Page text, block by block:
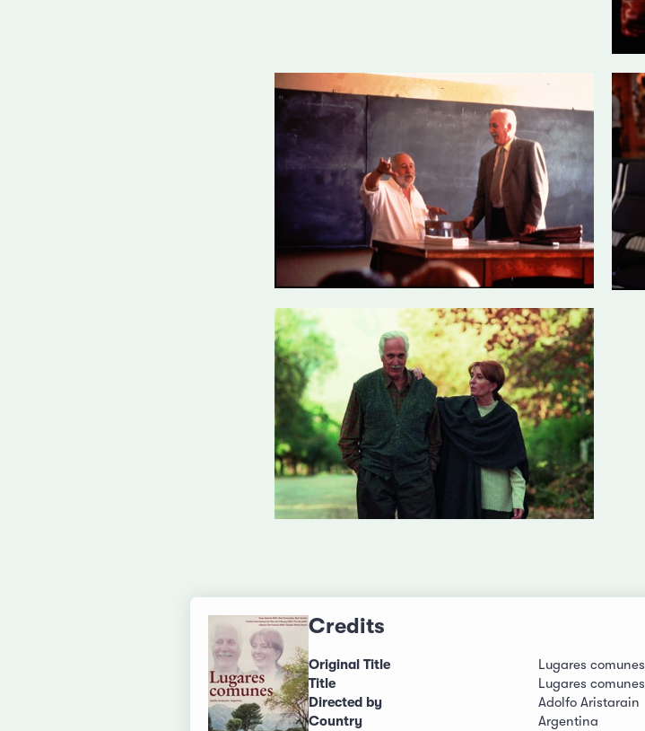
Credits
Original Title
Lugares comunes
Title
Lugares comunes
Directed by
Adolfo Aristarain
Country
Argentina